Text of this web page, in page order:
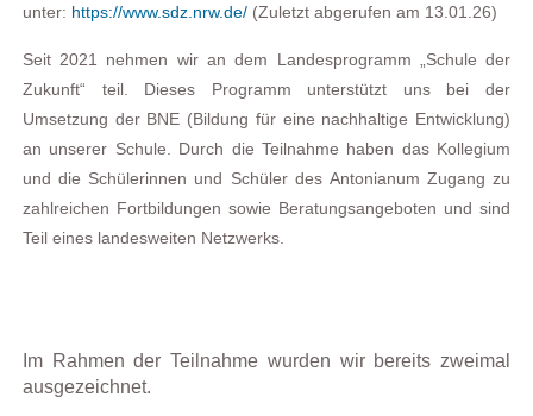
unter: https://www.sdz.nrw.de/(Zuletzt abgerufen am 13.01.26)
Seit 2021 nehmen wir an dem Landesprogramm „Schule der
Zukunft“ teil. Dieses Programm unterstützt uns bei der
Umsetzung der BNE (Bildung für eine nachhaltige Entwicklung)
an unserer Schule. Durch die Teilnahme haben das Kollegium
und die Schülerinnen und Schüler des Antonianum Zugang zu
zahlreichen Fortbildungen sowie Beratungsangeboten und sind
Teil eines landesweiten Netzwerks.
Im Rahmen der Teilnahme wurden wir bereits zweimal
ausgezeichnet.